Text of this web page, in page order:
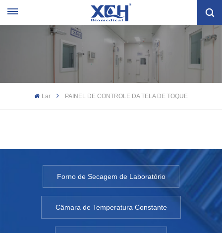
Lar PAINEL DE CONTROLE DA TELA DE TOQUE
Forno de Secagem de Laboratório
Câmara de Temperatura Constante